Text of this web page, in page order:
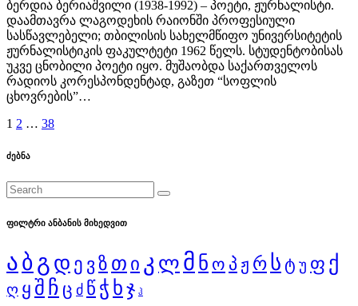
ბერდია ბერიაშვილი (1938-1992) – პოეტი, ჟურნალისტი.
დაამთავრა ლაგოდეხის რაიონში პროფესიული
სასწავლებელი; თბილისის სახელმწიფო უნივერსიტეტის
ჟურნალისტიკის ფაკულტეტი 1962 წელს. სტუდენტობისას
უკვე ცნობილი პოეტი იყო. მუშაობდა საქართველოს
რადიოს კორესპონდენტად, გაზეთ “სოფლის
ცხოვრების”…
ჩანაწერების
გვერდებათ
1 2 … 38
ძებნა
ფილტრი ანბანის მიხედვით
აბგ დ ე ვ ზ თ ი კ ლ მ ნ ო პ ჟ რს ტ უ ფ ქ
ღ ყ შ ჩ ც ძ წჭ ხჯ ჰ